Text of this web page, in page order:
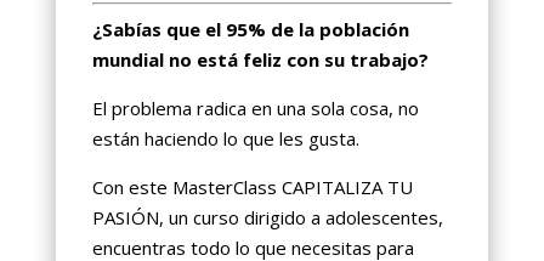
¿Sabías que el 95% de la población
mundial no está feliz con su trabajo?
El problema radica en una sola cosa, no
están haciendo lo que les gusta.
Con este MasterClass CAPITALIZA TU
PASIÓN, un curso dirigido a adolescentes,
encuentras todo lo que necesitas para